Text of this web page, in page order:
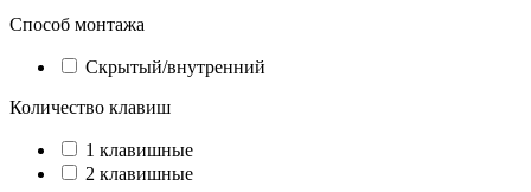
Способ монтажа
Скрытый/внутренний
Количество клавиш
1 клавишные
2 клавишные